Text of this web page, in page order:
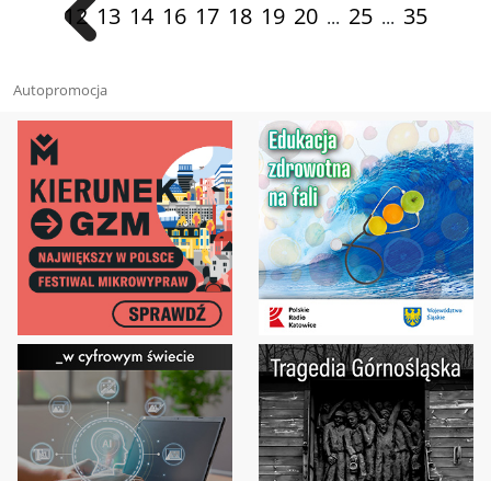
12 13 14 16 17 18 19 20 ... 25 ... 35
Autopromocja